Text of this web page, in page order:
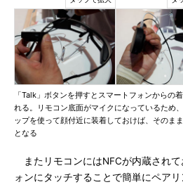
「Talk」ボタンを押すとスマートフォンからの
れる。リモコン底面がマイクになっているため
ップを使って顔付近に装着しておけば、そのま
となる
またリモコンにはNFCが内蔵され
ォンにタッチすることで簡単にペア